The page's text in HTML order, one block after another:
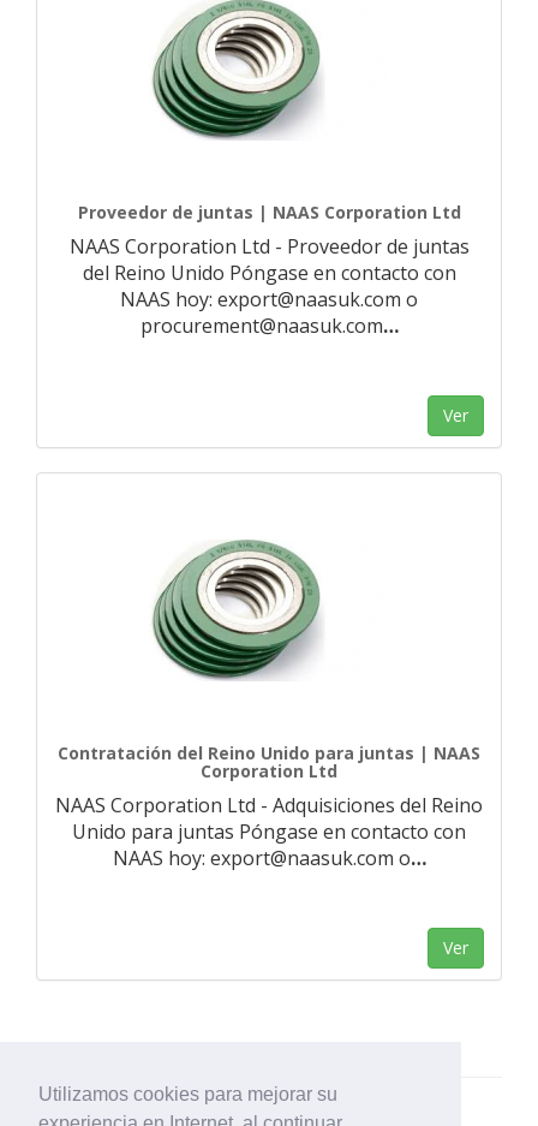
Utilizamos cookies para mejorar su
Proveedor de juntas | NAAS Corporation Ltd
NAAS Corporation Ltd - Proveedor de juntas
del Reino Unido Póngase en contacto con
NAAS hoy: export@naasuk.com o
procurement@naasuk.com…
Ver
Contratación del Reino Unido para juntas | NAAS
Corporation Ltd
NAAS Corporation Ltd - Adquisiciones del Reino
Unido para juntas Póngase en contacto con
NAAS hoy: export@naasuk.com o…
Ver